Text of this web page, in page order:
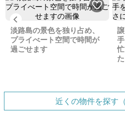
Previous
淡路島の景色を独り占め、
プライべート空間で時間が
過ごせます
た
近くの物件を探す